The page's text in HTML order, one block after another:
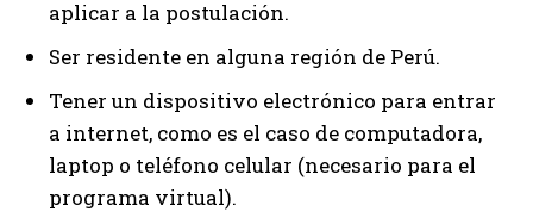
aplicar a la postulación.
Ser residente en alguna región de Perú.
Tener un dispositivo electrónico para entrar
a internet, como es el caso de computadora,
laptop o teléfono celular (necesario para el
programa virtual).